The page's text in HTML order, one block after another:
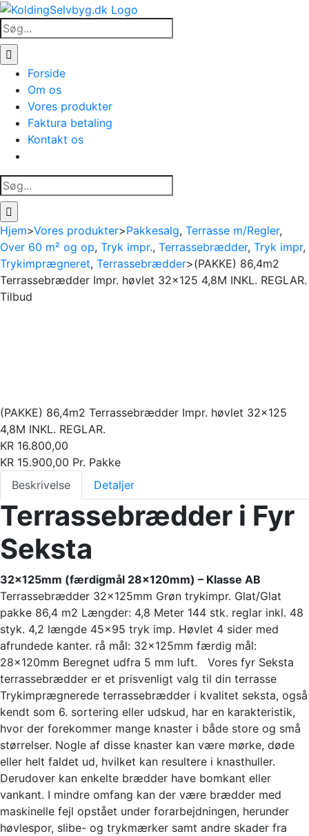
Skip
to
content
Søg
efter:
Forside
Om os
Vores produkter
Faktura betaling
Kontakt os
Søg
efter:
Hjem>Vores produkter>Pakkesalg, Terrasse m/Regler,
Over 60 m² og op, Tryk impr., Terrassebrædder, Tryk impr,
Trykimprægneret, Terrassebrædder>(PAKKE) 86,4m2
Terrassebrædder Impr. høvlet 32×125 4,8M INKL. REGLAR.
Tilbud
(PAKKE) 86,4m2 Terrassebrædder Impr. høvlet 32×125
4,8M INKL. REGLAR.
KR 16.800,00
KR 15.900,00 Pr. Pakke
Beskrivelse
Detaljer
Terrassebrædder i Fyr
Seksta
32x125mm (færdigmål 28x120mm) – Klasse AB
Terrassebrædder 32x125mm Grøn trykimpr. Glat/Glat
pakke 86,4 m2 Længder: 4,8 Meter 144 stk. reglar inkl. 48
styk. 4,2 længde 45x95 tryk imp. Høvlet 4 sider med
afrundede kanter. rå mål: 32x125mm færdig mål:
28x120mm Beregnet udfra 5 mm luft. Vores fyr Seksta
terrassebrædder er et prisvenligt valg til din terrasse
Trykimprægnerede terrassebrædder i kvalitet seksta, også
kendt som 6. sortering eller udskud, har en karakteristik,
hvor der forekommer mange knaster i både store og små
størrelser. Nogle af disse knaster kan være mørke, døde
eller helt faldet ud, hvilket kan resultere i knasthuller.
Derudover kan enkelte brædder have bomkant eller
vankant. I mindre omfang kan der være brædder med
maskinelle fejl opstået under forarbejdningen, herunder
høvlespor, slibe- og trykmærker samt andre skader fra